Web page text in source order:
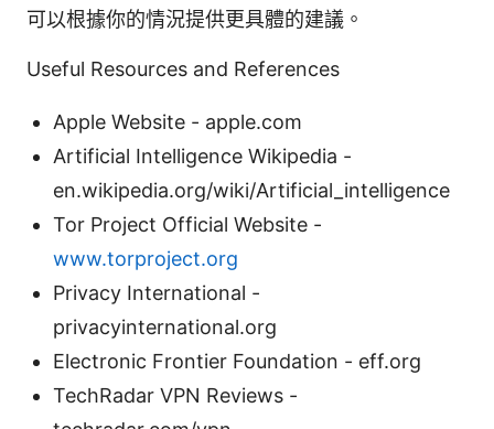
可以根據你的情況提供更具體的建議。
Useful Resources and References
Apple Website - apple.com
Artificial Intelligence Wikipedia -
en.wikipedia.org/wiki/Artificial_intelligence
Tor Project Official Website -
www.torproject.org
Privacy International -
privacyinternational.org
Electronic Frontier Foundation - eff.org
TechRadar VPN Reviews -